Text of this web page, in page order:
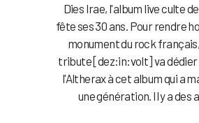
Dies Irae, l'album live culte
fête ses 30 ans. Pour rendre
monument du rock
tribute [dez:in:volt] va dédier
l'Altherax à cet album qui a
une génération. Il y a des